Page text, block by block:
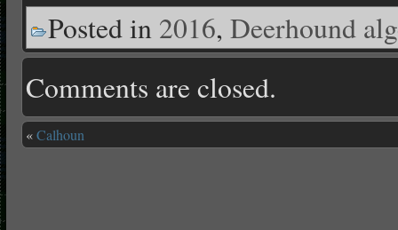
Posted in 2016, Deerhound
Comments are closed.
«Calhoun